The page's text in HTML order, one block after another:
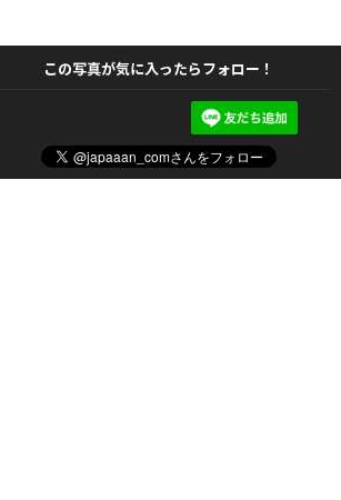
この写真が気に入ったらフォロー！